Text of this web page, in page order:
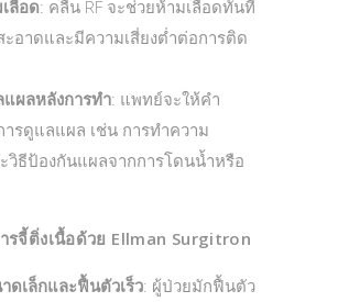
ลือด: คลื่น RF จะช่วยห้ามเลือดทันที
อาดและมีความเสี่ยงต่ำต่อการติด
ผลหลังการทำ: แพทย์จะให้คำ
รดูแลแผล เช่น การทำความ
วิธีป้องกันแผลจากการโดนน้ำหรือ
รจี้ติ่งเนื้อด้วย Ellman Surgitron
ดเล็กและฟื้นตัวเร็ว: ผู้ป่วยมักฟื้นตัว